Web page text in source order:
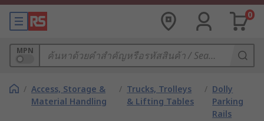
0
MPN
/ Access, Storage &
Material Handling
/ Trucks, Trolleys
& Lifting Tables
/ Dolly
Parking
Rails